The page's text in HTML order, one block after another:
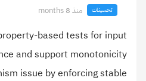
تحسينات منذ 8 months
based tests for input
and support monotonicity
issue by enforcing stable